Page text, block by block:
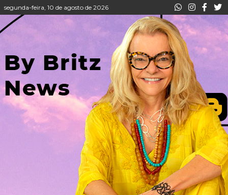
segunda-feira, 10 de agosto de 2026